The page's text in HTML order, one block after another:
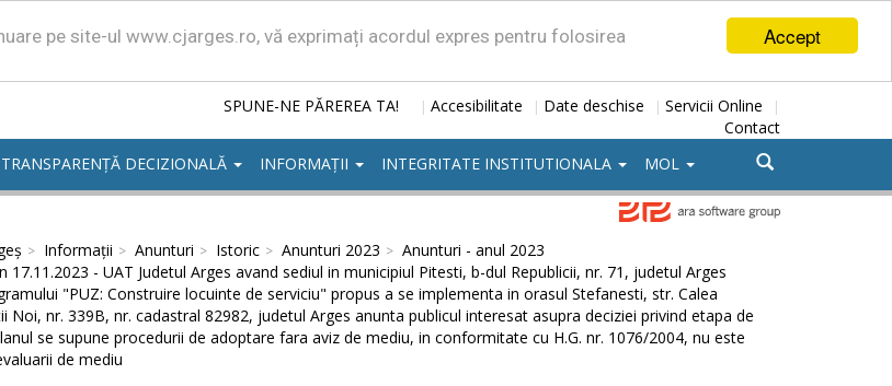
Accept
pe site-ul www.cjarges.ro, vă exprimați acordul expres pentru folosirea
SPUNE-NE PĂREREA TA! | Accesibilitate | Date deschise | Servicii Online |
Contact
TRANSPARENȚĂ DECIZIONALĂ INFORMAȚII INTEGRITATE INSTITUTIONALA MOL
Informații Anunturi Istoric Anunturi 2023
Anunturi - anul 2023
17.11.2023 - UAT Judetul Arges avand sediul in municipiul Pitesti, b-dul Republicii, nr. 71, judetul Arges
"PUZ: Construire locuinte de serviciu" propus a se implementa in orasul Stefanesti, str. Calea
Noi, nr. 339B, nr. cadastral 82982, judetul Arges anunta publicul interesat asupra deciziei privind etapa de
se supune procedurii de adoptare fara aviz de mediu, in conformitate cu H.G. nr. 1076/2004, nu este
de mediu